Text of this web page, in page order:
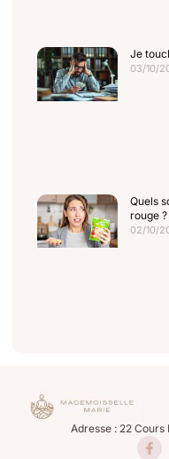
Je
03/10/
Quels
rouge ?
02/10/
Adresse : 22